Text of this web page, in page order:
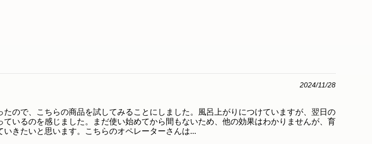
2024/11/28
ので、こちらの商品を試してみることにしました。風呂上がりにつけていますが、翌日の
いるのを感じました。まだ使い始めてから間もないため、他の効果はわかりませんが、育
きたいと思います。こちらのオペレーターさんは...